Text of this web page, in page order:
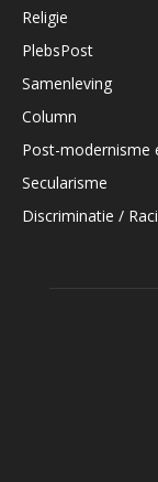
Religie
PlebsPost
Samenleving
Column
Post-modernisme
Secularisme
Discriminatie /